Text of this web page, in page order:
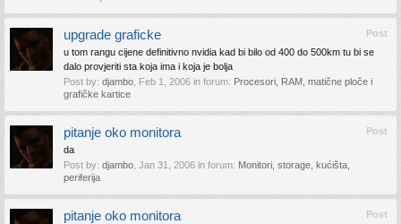
Post
upgrade graficke
u tom rangu cijene definitivno nvidia kad bi bilo od 400 do 500km tu bi se
dalo provjeriti sta koja ima i koja je bolja
Post by: djambo Feb 1, 2006 in forum: Procesori, RAM, matične ploče i
grafičke kartice
Post
pitanje oko monitora
da
Post by: djambo Jan 31, 2006 in forum: Monitori, storage, kućišta,
periferija
Post
pitanje oko monitora